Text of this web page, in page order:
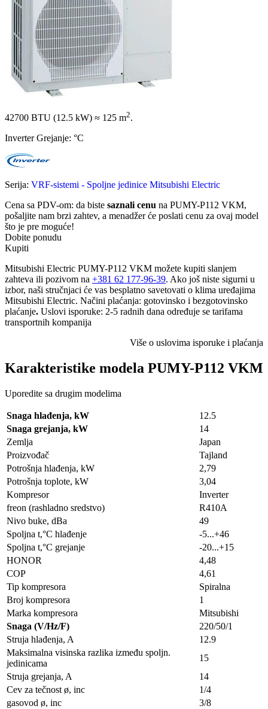
42700 BTU (12.5 kW) ≈ 125 m2.
Inverter Grejanje: °C
Serija: VRF-sistemi - Spoljne jedinice Mitsubishi Electric
Cena sa PDV-om: da biste saznali cenu na PUMY-P112 VKM,
pošaljite nam brzi zahtev, a menadžer će poslati cenu za ovaj model
što je pre moguće!
Dobite ponudu
Kupiti
Mitsubishi Electric PUMY-P112 VKM možete kupiti slanjem
zahteva ili pozivom na +381 62 177-96-39. Ako još niste sigurni u
izbor, naši stručnjaci će vas besplatno savetovati o klima uređajima
Mitsubishi Electric. Načini plaćanja: gotovinsko i bezgotovinsko
plaćanje. Uslovi isporuke: 2-5 radnih dana određuje se tarifama
transportnih kompanija
Više o uslovima isporuke i plaćanja
Karakteristike modela PUMY-P112 VKM
Uporedite sa drugim modelima
Snaga hlađenja, kW
12.5
Snaga grejanja, kW
14
Zemlja
Japan
Proizvođač
Tajland
Potrošnja hlađenja, kW
2,79
Potrošnja toplote, kW
3,04
Kompresor
Inverter
freon (rashladno sredstvo)
R410A
Nivo buke, dBa
49
Spoljna t,°C hlađenje
-5...+46
Spoljna t,°C grejanje
-20...+15
HONOR
4,48
COP
4,61
Tip kompresora
Spiralna
Broj kompresora
1
Marka kompresora
Mitsubishi
Snaga (V/Hz/F)
220/50/1
Struja hlađenja, A
12.9
Maksimalna visinska razlika između spoljn.
jedinicama
15
Struja grejanja, A
14
Cev za tečnost ø, inc
1/4
gasovod ø, inc
3/8